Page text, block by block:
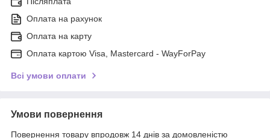
Оплата на рахунок
Оплата на карту
Оплата картою Visa, Mastercard - WayForPay
Всі умови оплати
Умови повернення
Повернення товару впродовж 14 днів за домовленістю